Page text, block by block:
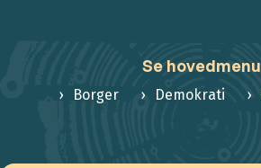
Se hovedmenu
Borger Demokrati